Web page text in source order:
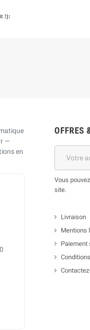
!):
—
en
OFFRES
Vous
site.
Livraison
Mentions
Paiement